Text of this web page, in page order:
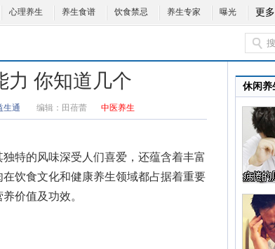
心理养生 养生食谱 饮食禁忌 养生专家 曝光 更多
力 你知道几个
生通 编辑： 田蓓蕾 中医养生
的风味深受人们喜爱，还蕴含着丰富
饮食文化和健康养生领域都占据着重要
养价值及功效。
休闲养